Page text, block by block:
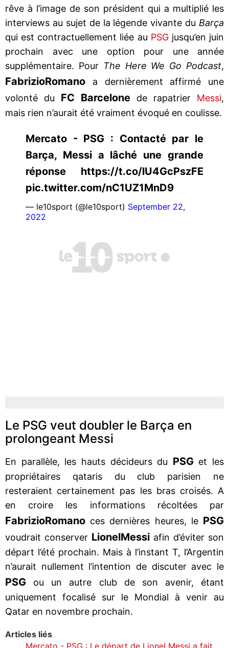
rêve à l’image de son président qui a multiplié les
interviews au sujet de la légende vivante du Barça
qui est contractuellement liée au PSG jusqu’en juin
prochain avec une option pour une année
supplémentaire. PourThe Here We Go Podcast,
FabrizioRomano a dernièrement affirmé une
volonté du FC Barcelone de rapatrier Messi,
mais rien n’aurait été vraiment évoqué en coulisse.
Mercato - PSG : Contacté par le
Barça, Messi a lâché une grande
réponse https://t.co/lU4GcPszFE
pic.twitter.com/nC1UZ1MnD9
— le10sport (@le10sport) September 22,
2022
Le PSG veut doubler le Barça en
prolongeant Messi
En parallèle, les hauts décideurs du PSGet les
propriétaires qataris du club parisien ne
resteraient certainement pas les bras croisés. A
en croire les informations récoltées par
FabrizioRomano ces dernières heures, le PSG
voudrait conserver LionelMessi afin d’éviter son
départ l’été prochain. Mais à l’instant T, l’Argentin
n’aurait nullement l’intention de discuter avec le
PSG ou un autre club de son avenir, étant
uniquement focalisé sur le Mondial à venir au
Qatar en novembre prochain.
Articles liés
Mercato - PSG : Le départ de Lionel Messi a fait